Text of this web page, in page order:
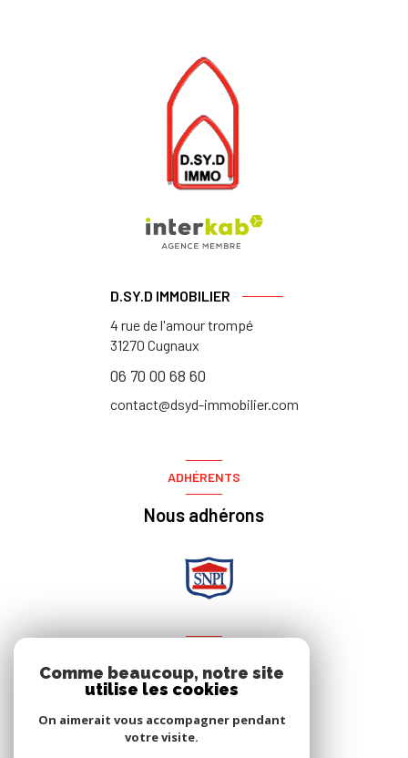
D.SY.D IMMOBILIER
4 rue de l'amour trompé
31270 Cugnaux
06 70 00 68 60
contact@dsyd-immobilier.com
ADHÉRENTS
Nous adhérons
Nous suivre
Comme beaucoup, notre site
utilise les cookies
On aimerait vous accompagner pendant
votre visite.